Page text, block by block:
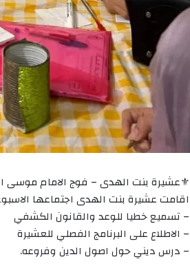
⚜️عشيرة بنت الهدى – فوج الامام موسى
اقامت عشيرة بنت الهدى اجتماعها
– تسميع خطيا للوعد والقانون الكشفي
– الاطلاع على البرنامج الفصلي للعشيرة
– درس ديني حول اصول الدين وفروعه.